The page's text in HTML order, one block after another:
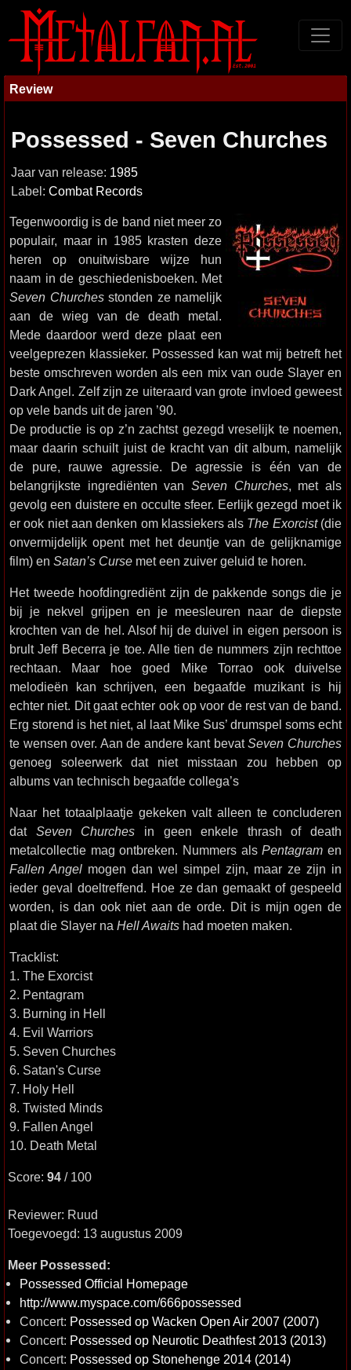
Review
Possessed - Seven Churches
Jaar van release: 1985
Label: Combat Records
Tegenwoordig is de band niet meer zo
populair, maar in 1985 krasten deze
heren op onuitwisbare wijze hun
naam in de geschiedenisboeken. Met
Seven Churchesstonden ze namelijk
aan de wieg van de death metal.
Mede daardoor werd deze plaat een
veelgeprezen klassieker. Possessed kan wat mij betreft het
beste omschreven worden als een mix van oude Slayer en
Dark Angel. Zelf zijn ze uiteraard van grote invloed geweest
op vele bands uit de jaren ’90.
De productie is op z’n zachtst gezegd vreselijk te noemen,
maar daarin schuilt juist de kracht van dit album, namelijk
de pure, rauwe agressie. De agressie is één van de
belangrijkste ingrediënten van Seven Churches, met als
gevolg een duistere en occulte sfeer. Eerlijk gezegd moet ik
er ook niet aan denken om klassiekers als The Exorcist(die
onvermijdelijk opent met het deuntje van de gelijknamige
film) en Satan’s Curse met een zuiver geluid te horen.
Het tweede hoofdingrediënt zijn de pakkende songs die je
bij je nekvel grijpen en je meesleuren naar de diepste
krochten van de hel. Alsof hij de duivel in eigen persoon is
brult Jeff Becerra je toe. Alle tien de nummers zijn rechttoe
rechtaan. Maar hoe goed Mike Torrao ook duivelse
melodieën kan schrijven, een begaafde muzikant is hij
echter niet. Dit gaat echter ook op voor de rest van de band.
Erg storend is het niet, al laat Mike Sus’ drumspel soms echt
te wensen over. Aan de andere kant bevatSeven Churches
genoeg soleerwerk dat niet misstaan zou hebben op
albums van technisch begaafde collega’s
Naar het totaalplaatje gekeken valt alleen te concluderen
dat Seven Churches in geen enkele thrash of death
metalcollectie mag ontbreken. Nummers alsPentagram en
Fallen Angel mogen dan wel simpel zijn, maar ze zijn in
ieder geval doeltreffend. Hoe ze dan gemaakt of gespeeld
worden, is dan ook niet aan de orde. Dit is mijn ogen de
plaat die Slayer na Hell Awaits had moeten maken.
Tracklist:
1. The Exorcist
2. Pentagram
3. Burning in Hell
4. Evil Warriors
5. Seven Churches
6. Satan's Curse
7. Holy Hell
8. Twisted Minds
9. Fallen Angel
10. Death Metal
Score: 94 / 100
Reviewer: Ruud
Toegevoegd: 13 augustus 2009
Meer Possessed:
Possessed Official Homepage
http://www.myspace.com/666possessed
Concert: Possessed op Wacken Open Air 2007 (2007)
Concert: Possessed op Neurotic Deathfest 2013 (2013)
Concert: Possessed op Stonehenge 2014 (2014)